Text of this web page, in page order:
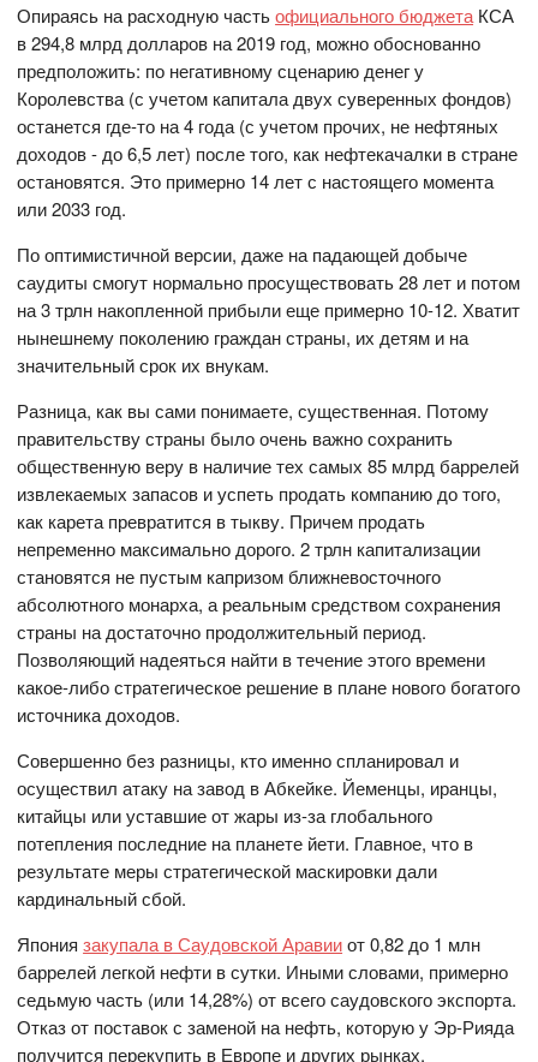
Опираясь на расходную частьофициального бюджета КСА
в 294,8 млрд долларов на 2019 год, можно обоснованно
предположить: по негативному сценарию денег у
Королевства (с учетом капитала двух суверенных фондов)
останется где-то на 4 года (с учетом прочих, не нефтяных
доходов - до 6,5 лет) после того, как нефтекачалки в стране
остановятся. Это примерно 14 лет с настоящего момента
или 2033 год.
По оптимистичной версии, даже на падающей добыче
саудиты смогут нормально просуществовать 28 лет и потом
на 3 трлн накопленной прибыли еще примерно 10-12. Хватит
нынешнему поколению граждан страны, их детям и на
значительный срок их внукам.
Разница, как вы сами понимаете, существенная. Потому
правительству страны было очень важно сохранить
общественную веру в наличие тех самых 85 млрд баррелей
извлекаемых запасов и успеть продать компанию до того,
как карета превратится в тыкву. Причем продать
непременно максимально дорого. 2 трлн капитализации
становятся не пустым капризом ближневосточного
абсолютного монарха, а реальным средством сохранения
страны на достаточно продолжительный период.
Позволяющий надеяться найти в течение этого времени
какое-либо стратегическое решение в плане нового богатого
источника доходов.
Совершенно без разницы, кто именно спланировал и
осуществил атаку на завод в Абкейке. Йеменцы, иранцы,
китайцы или уставшие от жары из-за глобального
потепления последние на планете йети. Главное, что в
результате меры стратегической маскировки дали
кардинальный сбой.
Япониязакупала в Саудовской Аравииот 0,82 до 1 млн
баррелей легкой нефти в сутки. Иными словами, примерно
седьмую часть (или 14,28%) от всего саудовского экспорта.
Отказ от поставок с заменой на нефть, которую у Эр-Рияда
получится перекупить в Европе и других рынках,